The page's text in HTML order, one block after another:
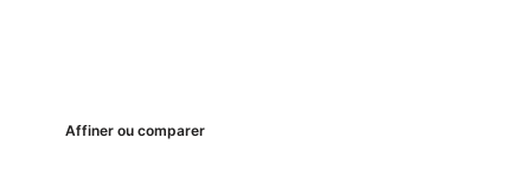
Affiner ou comparer